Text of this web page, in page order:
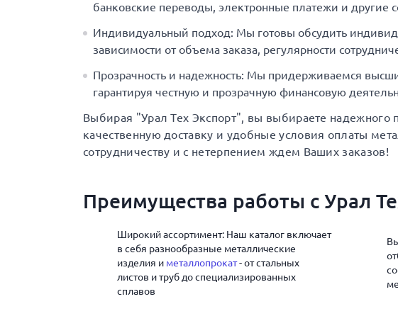
банковские переводы, электронные платежи и другие
Индивидуальный подход: Мы готовы обсудить
зависимости от объема заказа, регулярности
Прозрачность и надежность: Мы придерживаемся
гарантируя честную и прозрачную финансовую
Выбирая "Урал Тех Экспорт", вы выбираете надежного
качественную доставку и удобные условия оплаты
сотрудничеству и с нетерпением ждем Ваших заказов!
Преимущества работы с Урал
Широкий ассортимент: Наш каталог включает
в себя разнообразные металлические
изделия и металлопрокат- от стальных
листов и труб до специализированных
сплавов